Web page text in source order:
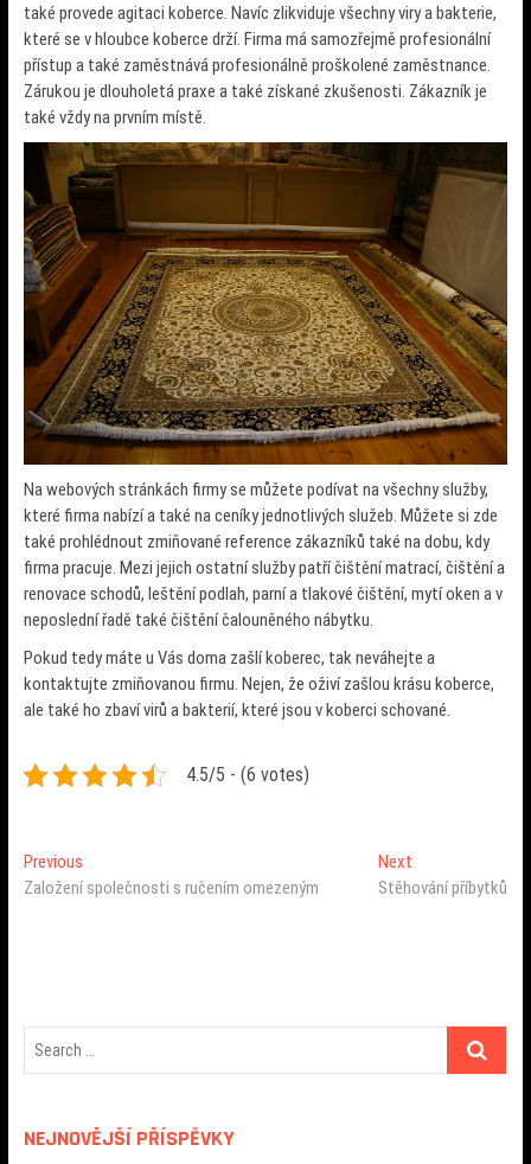
také provede agitaci koberce. Navíc zlikviduje všechny viry a bakterie,
které se v hloubce koberce drží. Firma má samozřejmě profesionální
přístup a také zaměstnává profesionálně proškolené zaměstnance.
Zárukou je dlouholetá praxe a také získané zkušenosti. Zákazník je
také vždy na prvním místě.
Na webových stránkách firmy se můžete podívat na všechny služby,
které firma nabízí a také na ceníky jednotlivých služeb. Můžete si zde
také prohlédnout zmiňované reference zákazníků také na dobu, kdy
firma pracuje. Mezi jejich ostatní služby patří čištění matrací, čištění a
renovace schodů, leštění podlah, parní a tlakové čištění, mytí oken a v
neposlední řadě také čištění čalouněného nábytku.
Pokud tedy máte u Vás doma zašlí koberec, tak neváhejte a
kontaktujte zmiňovanou firmu. Nejen, že oživí zašlou krásu koberce,
ale také ho zbaví virů a bakterií, které jsou v koberci schované.
4.5/5 - (6 votes)
Navigace
pro
PreviousPrevious
post:
Založení společnosti s ručením omezeným
Next
post:
Stěhování příbytků
NEJNOVĚJŠÍ PŘÍSPĚVKY